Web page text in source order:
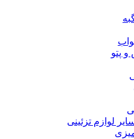
پتو
لوازم تزئینی